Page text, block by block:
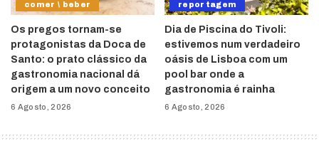
comer \ beber
Os pregos tornam-se
protagonistas da Doca de
Santo: o prato clássico da
gastronomia nacional dá
origem a um novo conceito
6 Agosto, 2026
reportagem
Dia de Piscina do Tivoli:
estivemos num verdadeiro
oásis de Lisboa com um
pool bar onde a
gastronomia é rainha
6 Agosto, 2026